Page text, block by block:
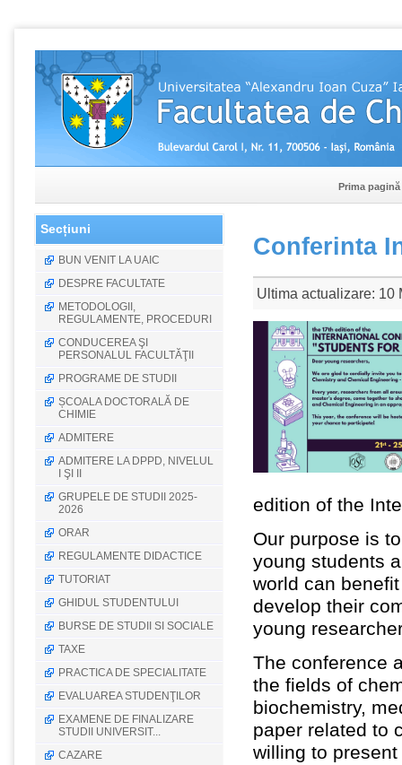
Prima pagină
Secțiuni
BUN VENIT LA UAIC
DESPRE FACULTATE
METODOLOGII,
REGULAMENTE, PROCEDURI
CONDUCEREA ŞI
PERSONALUL FACULTĂŢII
PROGRAME DE STUDII
ȘCOALA DOCTORALĂ DE
CHIMIE
ADMITERE
ADMITERE LA DPPD, NIVELUL
I ŞI II
GRUPELE DE STUDII 2025-
2026
ORAR
REGULAMENTE DIDACTICE
TUTORIAT
GHIDUL STUDENTULUI
BURSE DE STUDII SI SOCIALE
TAXE
PRACTICA DE SPECIALITATE
EVALUAREA STUDENŢILOR
EXAMENE DE FINALIZARE
STUDII UNIVERSIT...
CAZARE
Conferinta
Ultima actualizare: 10
edition of the
Our purpose is
young students
world can
develop their
young
The conference
the fields of
biochemistry,
paper related to
willing to